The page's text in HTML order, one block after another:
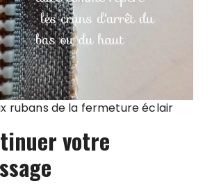
rubans de la fermeture éclair
votre